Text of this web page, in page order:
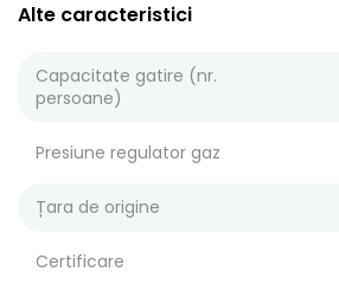
Alte caracteristici
Capacitate gatire (nr.
persoane)
Presiune regulator gaz
Țara de origine
Certificare